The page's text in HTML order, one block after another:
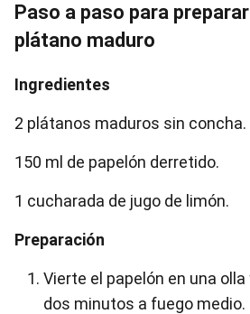
Paso a paso para
plátano maduro
Ingredientes
2 plátanos maduros sin concha.
150 ml de papelón derretido.
1 cucharada de jugo de limón.
Preparación
Vierte el papelón en una
dos minutos a fuego medio.